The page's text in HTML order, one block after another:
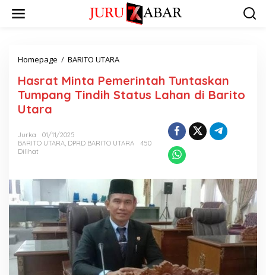
Homepage / BARITO UTARA
Hasrat Minta Pemerintah Tuntaskan
Tumpang Tindih Status Lahan di Barito
Utara
Jurka
01/11/2025
BARITO UTARA, DPRD BARITO UTARA
450
Dilihat